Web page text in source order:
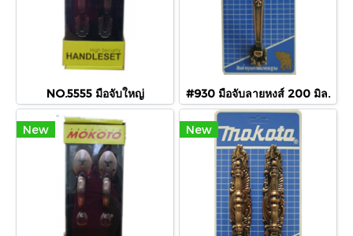
NO.5555 มือจับใหญ่ #930 มือจับลายหงส์ 200 มิล.
New New